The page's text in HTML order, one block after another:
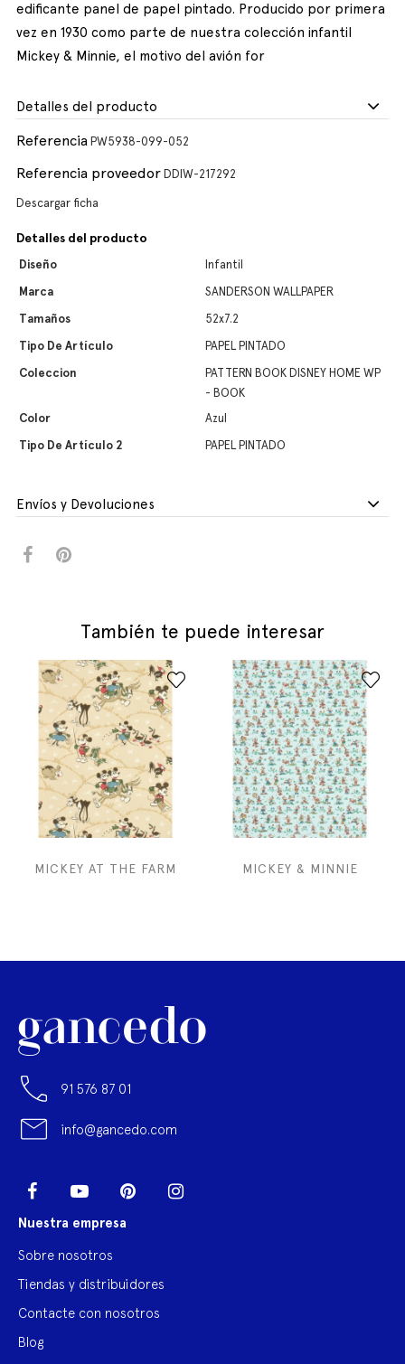
edificante panel de papel pintado. Producido por primera
vez en 1930 como parte de nuestra colección infantil
Mickey & Minnie, el motivo del avión for
Detalles del producto
Referencia PW5938-099-052
Referencia proveedor DDIW-217292
Descargar ficha
Detalles del producto
Diseño
Infantil
Marca
SANDERSON WALLPAPER
Tamaños
52x7.2
Tipo De Artículo
PAPEL PINTADO
Coleccion
PATTERN BOOK DISNEY HOME WP
- BOOK
Color
Azul
Tipo De Artículo 2
PAPEL PINTADO
Envíos y Devoluciones
También te puede interesar
MICKEY AT THE FARM MICKEY & MINNIE
91 576 87 01
info@gancedo.com
Facebook YouTube Pinterest
Nuestra empresa
Sobre nosotros
Tiendas y distribuidores
Contacte con nosotros
Blog